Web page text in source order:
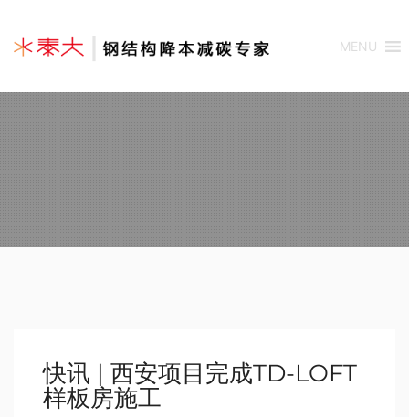
MENU
快讯 | 西安项目完成TD-LOFT
样板房施工